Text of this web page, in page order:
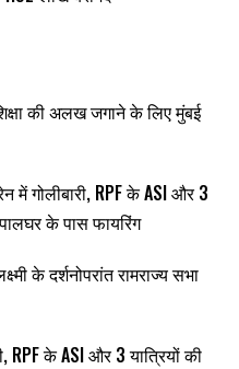
की अलख जगाने के लिए मुंबई
में गोलीबारी, RPF के ASI और 3
के पास फायरिंग
के दर्शनोपरांत रामराज्य सभा
RPF के ASI और 3 यात्रियों की